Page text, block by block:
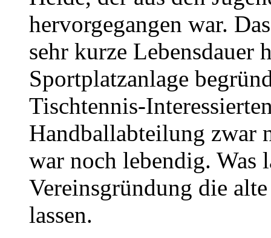
hervorgegangen war.
sehr kurze Lebensdauer
Sportplatzanlage
Tischtennis-
Handballabteilung zwar
war noch lebendig. Was
Vereinsgründung die
lassen.